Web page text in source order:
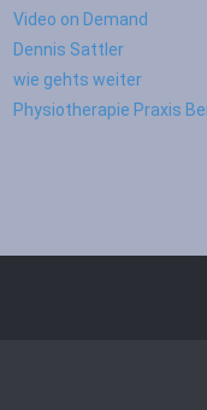
Video on Demand
Dennis Sattler
wie gehts weiter
Physiotherapie Praxis